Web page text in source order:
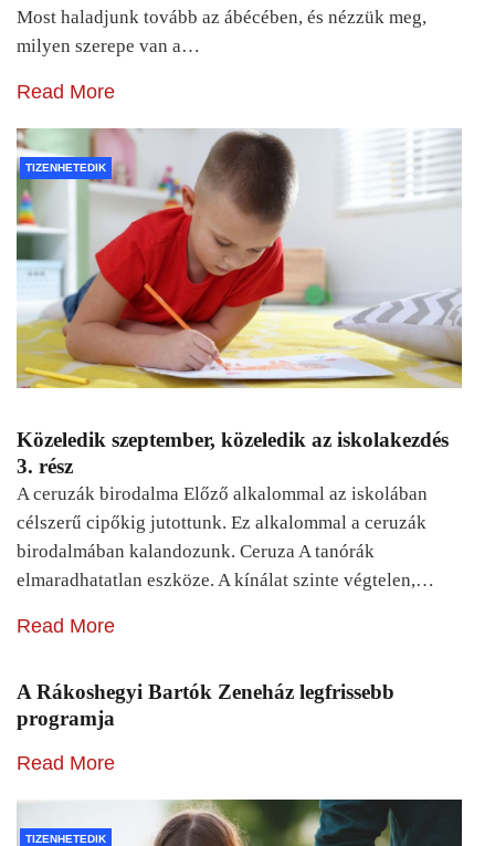
Most haladjunk tovább az ábécében, és nézzük meg,
milyen szerepe van a…
Read More
TIZENHETEDIK
Közeledik szeptember, közeledik az iskolakezdés
3. rész
A ceruzák birodalma Előző alkalommal az iskolában
célszerű cipőkig jutottunk. Ez alkalommal a ceruzák
birodalmában kalandozunk. Ceruza A tanórák
elmaradhatatlan eszköze. A kínálat szinte végtelen,…
Read More
A Rákoshegyi Bartók Zeneház legfrissebb
programja
Read More
TIZENHETEDIK